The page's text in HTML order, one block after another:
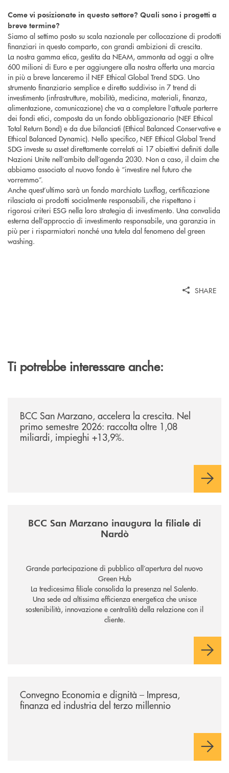
Come vi posizionate in questo settore? Quali sono i progetti a
breve termine?
Siamo al settimo posto su scala nazionale per collocazione di prodotti
finanziari in questo comparto, con grandi ambizioni di crescita.
La nostra gamma etica, gestita da NEAM, ammonta ad oggi a oltre
600 milioni di Euro e per aggiungere alla nostra offerta una marcia
in più a breve lanceremo il NEF Ethical Global Trend SDG. Uno
strumento finanziario semplice e diretto suddiviso in 7 trend di
investimento (infrastrutture, mobilità, medicina, materiali, finanza,
alimentazione, comunicazione) che va a completare l’attuale parterre
dei fondi etici, composta da un fondo obbligazionario (NEF Ethical
Total Return Bond) e da due bilanciati (Ethical Balanced Conservative e
Ethical Balanced Dynamic). Nello specifico, NEF Ethical Global Trend
SDG investe su asset direttamente correlati ai 17 obiettivi definiti dalle
Nazioni Unite nell’ambito dell’agenda 2030. Non a caso, il claim che
abbiamo associato al nuovo fondo è “investire nel futuro che
vorremmo”.
Anche quest’ultimo sarà un fondo marchiato Luxflag, certificazione
rilasciata ai prodotti socialmente responsabili, che rispettano i
rigorosi criteri ESG nella loro strategia di investimento. Una convalida
esterna dell’approccio di investimento responsabile, una garanzia in
più per i risparmiatori nonché una tutela dal fenomeno del green
washing.
SHARE
Ti potrebbe interessare anche:
BCC San Marzano, accelera la crescita. Nel
primo semestre 2026: raccolta oltre 1,08
miliardi, impieghi +13,9%.
BCC San Marzano inaugura la filiale di
Nardò
Grande partecipazione di pubblico all’apertura del nuovo
Green Hub
La tredicesima filiale consolida la presenza nel Salento.
Una sede ad altissima efficienza energetica che unisce
sostenibilità, innovazione e centralità della relazione con il
cliente.
Convegno Economia e dignità – Impresa,
finanza ed industria del terzo millennio